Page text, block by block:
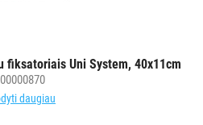
Uni System, 40x11cm
00000870
daugiau